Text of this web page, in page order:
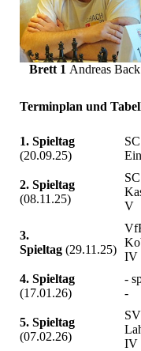
Brett 1 Andreas Back
Terminplan und
1. Spieltag
(20.09.25)
SC
2. Spieltag
(08.11.25)
V
3.
Spieltag (29.11.25)
IV
4. Spieltag
(17.01.26)
-
-
5. Spieltag
(07.02.26)
IV